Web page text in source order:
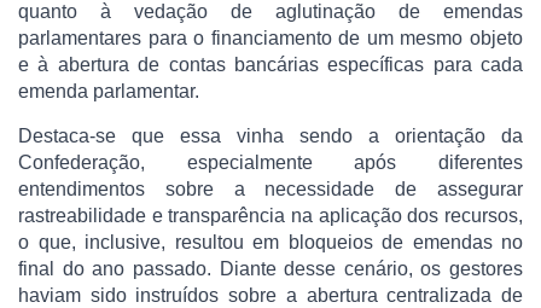
quanto à vedação de aglutinação de emendas
parlamentares para o financiamento de um mesmo objeto
e à abertura de contas bancárias específicas para cada
emenda parlamentar.
Destaca-se que essa vinha sendo a orientação da
Confederação, especialmente após diferentes
entendimentos sobre a necessidade de assegurar
rastreabilidade e transparência na aplicação dos recursos,
o que, inclusive, resultou em bloqueios de emendas no
final do ano passado. Diante desse cenário, os gestores
haviam sido instruídos sobre a abertura centralizada de